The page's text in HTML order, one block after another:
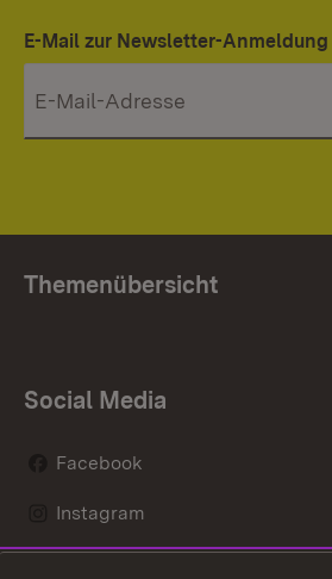
E-Mail zur Newsletter-Anmeldung
Themenübersicht
Social Media
Facebook
Instagram